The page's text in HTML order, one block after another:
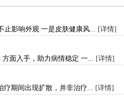
止影响外观 一是皮肤健康风... [详情]
面入手，助力病情稳定 一... [详情]
疗期间出现扩散，并非治疗... [详情]